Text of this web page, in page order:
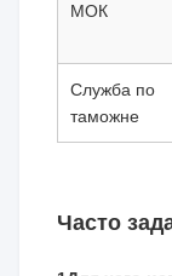
МОК
Служба по
таможне
Часто